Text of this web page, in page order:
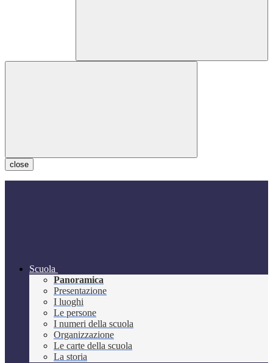
close
Scuola
Panoramica
Presentazione
I luoghi
Le persone
I numeri della scuola
Organizzazione
Le carte della scuola
La storia